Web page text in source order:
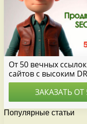
Популярные статьи